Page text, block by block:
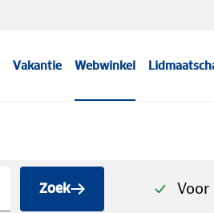
Vakantie Webwinkel
Zoek Voor